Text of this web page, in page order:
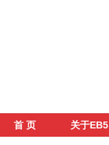
首 页 关于EB5